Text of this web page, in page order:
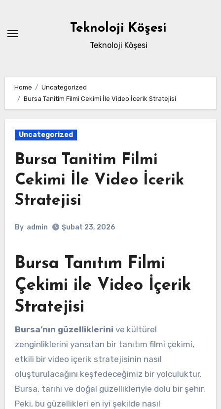
content
Teknoloji Köşesi
Teknoloji Köşesi
Home
Uncategorized
Bursa Tanitim Filmi Cekimi İle Video İcerik Stratejisi
Uncategorized
Bursa Tanitim Filmi
Cekimi İle Video İcerik
Stratejisi
By admin Şubat 23, 2026
Bursa Tanıtım Filmi
Çekimi ile Video İçerik
Stratejisi
Bursa’nın güzelliklerini ve kültürel
zenginliklerini yansıtan bir tanıtım filmi çekimi,
etkili bir video içerik stratejisinin nasıl
oluşturulacağını keşfedeceğimiz bir yolculuktur.
Bursa, tarihi ve doğal güzellikleriyle dolu bir şehir.
Peki, bu güzellikleri en iyi şekilde nasıl